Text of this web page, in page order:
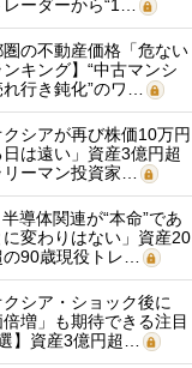
ーダーから“1…
圏の不動産価格「危ない
キング】“中古マンシ
れ行き鈍化”のワ…
クシアが再び株価10万円
日は遠い」資産3億円超
ーマン投資家…
半導体関連が“本命”であ
に変わりはない」資産20
90歳現役トレ…
クシア・ショック後に
倍増」も期待できる注目
】資産3億円超…